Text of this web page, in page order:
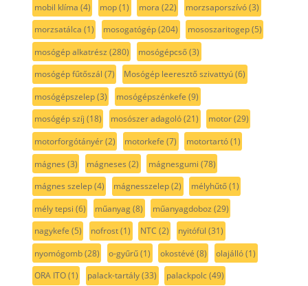
mobil klíma (4) mop(1) mora (22) morzsaporszívó(3)
morzsatálca (1) mosogatógép(204) mososzaritogep(5)
mosógép alkatrész (280) mosógépcső(3)
mosógép fűtőszál (7) Mosógép leeresztő szivattyú(6)
mosógépszelep(3) mosógépszénkefe (9)
mosógép szíj (18) mosószer adagoló(21) motor(29)
motorforgótányér(2) motorkefe (7) motortartó(1)
mágnes (3) mágneses (2) mágnesgumi (78)
mágnes szelep(4) mágnesszelep(2) mélyhűtő(1)
mély tepsi (6) műanyag(8) műanyagdoboz (29)
nagykefe (5) nofrost(1) NTC (2) nyitófül (31)
nyomógomb(28) o-gyűrű(1) okostévé (8) olajálló(1)
ORA ITO(1) palack-tartály(33) palackpolc(49)